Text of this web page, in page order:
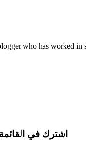
who has worked in
اشترك في